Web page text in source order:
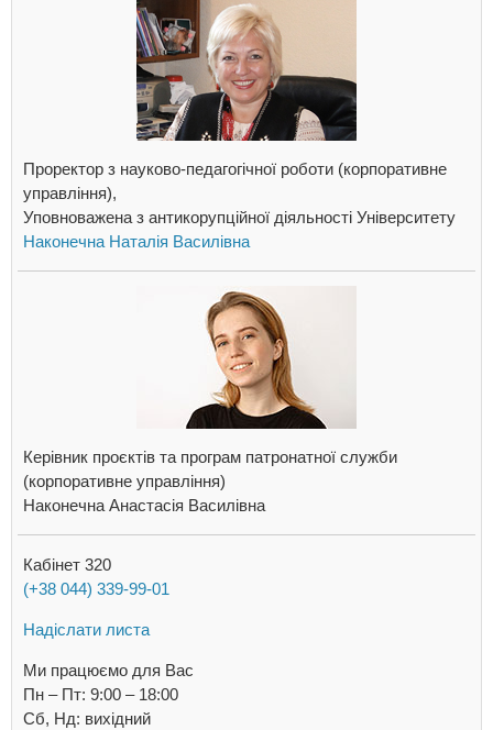
Проректор з науково-педагогічної роботи (корпоративне
управління),
Уповноважена з антикорупційної діяльності Університету
Наконечна Наталія Василівна
Керівник проєктів та програм патронатної служби
(корпоративне управління)
Наконечна Анастасія Василівна
Кабінет 320
(+38 044) 339-99-01
Надіслати листа
Ми працюємо для Вас
Пн – Пт: 9:00 – 18:00
Cб, Нд: вихідний